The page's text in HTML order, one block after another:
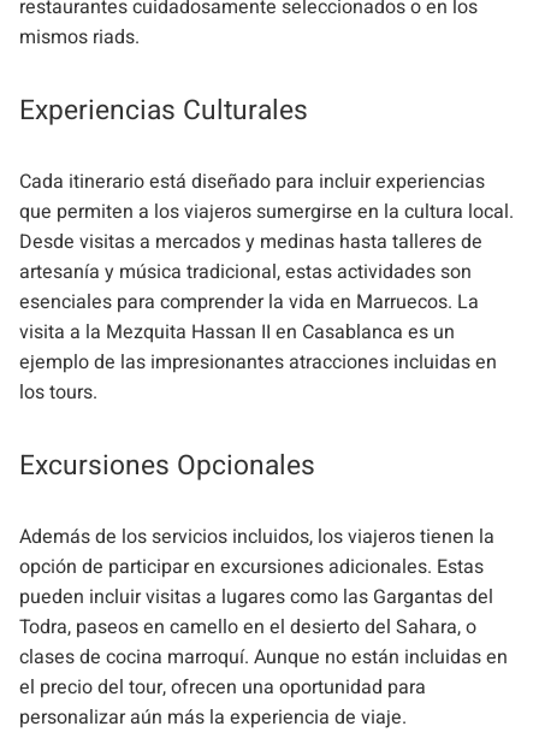
restaurantes cuidadosamente seleccionados o en los
mismos riads.
Experiencias Culturales
Cada itinerario está diseñado para incluir experiencias
que permiten a los viajeros sumergirse en la cultura local.
Desde visitas a mercados y medinas hasta talleres de
artesanía y música tradicional, estas actividades son
esenciales para comprender la vida en Marruecos. La
visita a la Mezquita Hassan II en Casablanca es un
ejemplo de las impresionantes atracciones incluidas en
los tours.
Excursiones Opcionales
Además de los servicios incluidos, los viajeros tienen la
opción de participar en excursiones adicionales. Estas
pueden incluir visitas a lugares como las Gargantas del
Todra, paseos en camello en el desierto del Sahara, o
clases de cocina marroquí. Aunque no están incluidas en
el precio del tour, ofrecen una oportunidad para
personalizar aún más la experiencia de viaje.